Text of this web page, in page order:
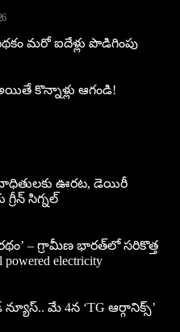
మరో ఐదేళ్లు పొడిగింపు
కొన్నాళ్లు ఆగండి!
బాధితులకు ఊరట, డెయిరీ
గ్రీన్‌ సిగ్నల్
రథం’ – గ్రామీణ భారత్‌లో సరికొత్త
electricity
న్యూస్.. మే 4న ‘TG ఆర్గానిక్స్’